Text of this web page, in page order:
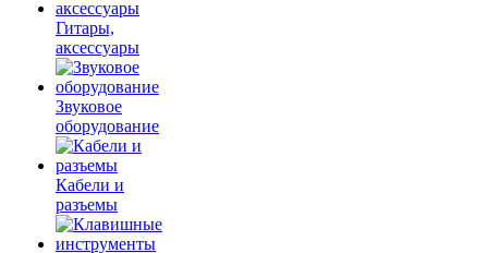
Гитары,
аксессуары
Звуковое
оборудование
Кабели и
разъемы